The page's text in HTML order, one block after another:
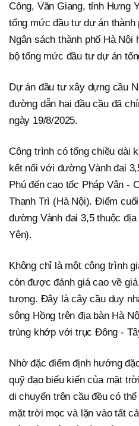
Công, Văn Giang, tỉnh Hưng
tổng mức đầu tư dự án thành
Ngân sách thành phố Hà
bộ tổng mức đầu tư dự án
Dự án đầu tư xây dựng cầu
đường dẫn hai đầu cầu đã
ngày 19/8/2025.
Công trình có tổng chiều dài
kết nối với đường Vành đai
Phú đến cao tốc Pháp Vân -
Thanh Trì (Hà Nội). Điểm
đường Vành đai 3,5 thuộc
Yên).
Không chỉ là một công trình
còn được đánh giá cao về
tượng. Đây là cây cầu duy
sông Hồng trên địa bàn Hà
trùng khớp với trục Đông -
Nhờ đặc điểm định hướng
quỹ đạo biểu kiến của mặt
di chuyển trên cầu đều có
mặt trời mọc và lặn vào tất